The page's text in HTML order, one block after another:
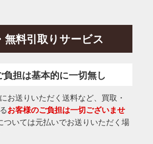
無料引取りサービス
負担は基本的に一切無し
お送りいただく送料など、買取・
お客様のご負担は一切ございませ
ついては元払いでお送りいただく場